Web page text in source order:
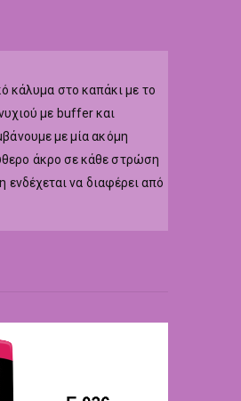
κάλυμα στο καπάκι με το
με buffer και
με μία ακόμη
άκρο σε κάθε στρώση
να διαφέρει από